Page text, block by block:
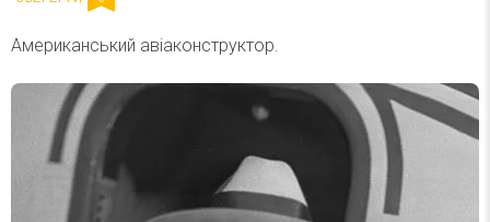
Американський авіаконструктор.